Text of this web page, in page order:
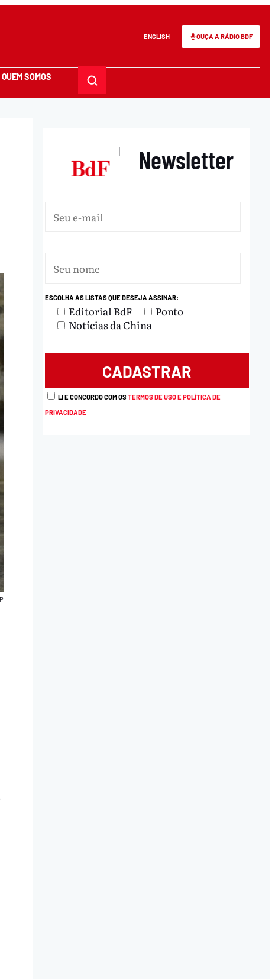
ENGLISH OUÇA A RÁDIO BDF
QUEM SOMOS
| Newsletter
ESCOLHA AS LISTAS QUE DESEJA ASSINAR:
Editorial BdF
Ponto
Notícias da China
LI E CONCORDO COM OSTERMOS DE USO E POLÍTICA DE
PRIVACIDADE